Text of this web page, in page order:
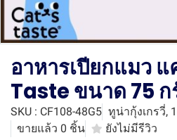
อาหารเปียกแมว
Taste ขนาด 75 ก
SKU : CF108-48G5 ทูน่ากุ้งเกรวี่,
ขายแล้ว 0 ชิ้น
ยังไม่มีรีวิว